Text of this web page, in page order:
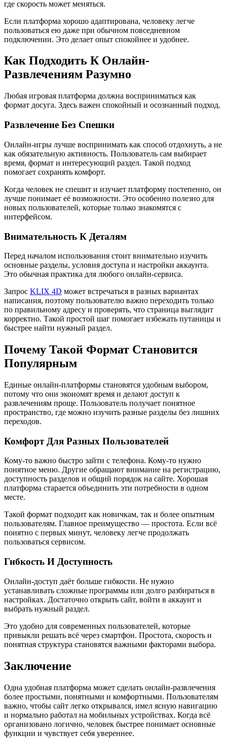
где скорость может меняться.
Если платформа хорошо адаптирована, человеку легче
пользоваться ею даже при обычном повседневном
подключении. Это делает опыт спокойнее и удобнее.
Как Подходить К Онлайн-
Развлечениям Разумно
Любая игровая платформа должна восприниматься как
формат досуга. Здесь важен спокойный и осознанный подход.
Развлечение Без Спешки
Онлайн-игры лучше воспринимать как способ отдохнуть, а не
как обязательную активность. Пользователь сам выбирает
время, формат и интересующий раздел. Такой подход
помогает сохранять комфорт.
Когда человек не спешит и изучает платформу постепенно, он
лучше понимает её возможности. Это особенно полезно для
новых пользователей, которые только знакомятся с
интерфейсом.
Внимательность К Деталям
Перед началом использования стоит внимательно изучить
основные разделы, условия доступа и настройки аккаунта.
Это обычная практика для любого онлайн-сервиса.
Запрос KLIX 4D может встречаться в разных вариантах
написания, поэтому пользователю важно переходить только
по правильному адресу и проверять, что страница выглядит
корректно. Такой простой шаг помогает избежать путаницы и
быстрее найти нужный раздел.
Почему Такой Формат Становится
Популярным
Единые онлайн-платформы становятся удобным выбором,
потому что они экономят время и делают доступ к
развлечениям проще. Пользователь получает понятное
пространство, где можно изучить разные разделы без лишних
переходов.
Комфорт Для Разных Пользователей
Кому-то важно быстро зайти с телефона. Кому-то нужно
понятное меню. Другие обращают внимание на регистрацию,
доступность разделов и общий порядок на сайте. Хорошая
платформа старается объединить эти потребности в одном
месте.
Такой формат подходит как новичкам, так и более опытным
пользователям. Главное преимущество — простота. Если всё
понятно с первых минут, человеку легче продолжать
пользоваться сервисом.
Гибкость И Доступность
Онлайн-доступ даёт больше гибкости. Не нужно
устанавливать сложные программы или долго разбираться в
настройках. Достаточно открыть сайт, войти в аккаунт и
выбрать нужный раздел.
Это удобно для современных пользователей, которые
привыкли решать всё через смартфон. Простота, скорость и
понятная структура становятся важными факторами выбора.
Заключение
Одна удобная платформа может сделать онлайн-развлечения
более простыми, понятными и комфортными. Пользователям
важно, чтобы сайт легко открывался, имел ясную навигацию
и нормально работал на мобильных устройствах. Когда всё
организовано логично, человек быстрее понимает основные
функции и чувствует себя увереннее.